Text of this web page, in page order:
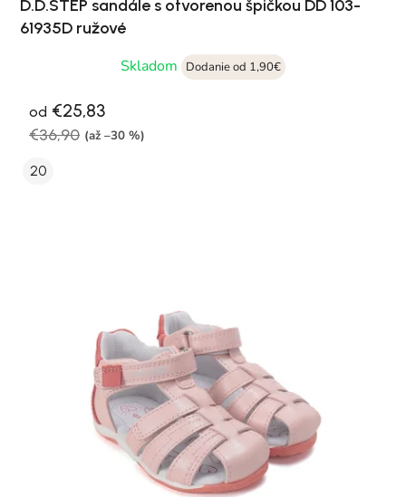
D.D.STEP sandále s otvorenou špičkou DD 103-
61935D ružové
Skladom
Dodanie od 1,90€
od €25,83
€36,90 (až –30 %)
20